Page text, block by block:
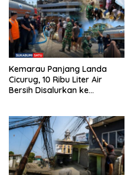
Kemarau Panjang Landa
Cicurug, 10 Ribu Liter Air
Bersih Disalurkan ke